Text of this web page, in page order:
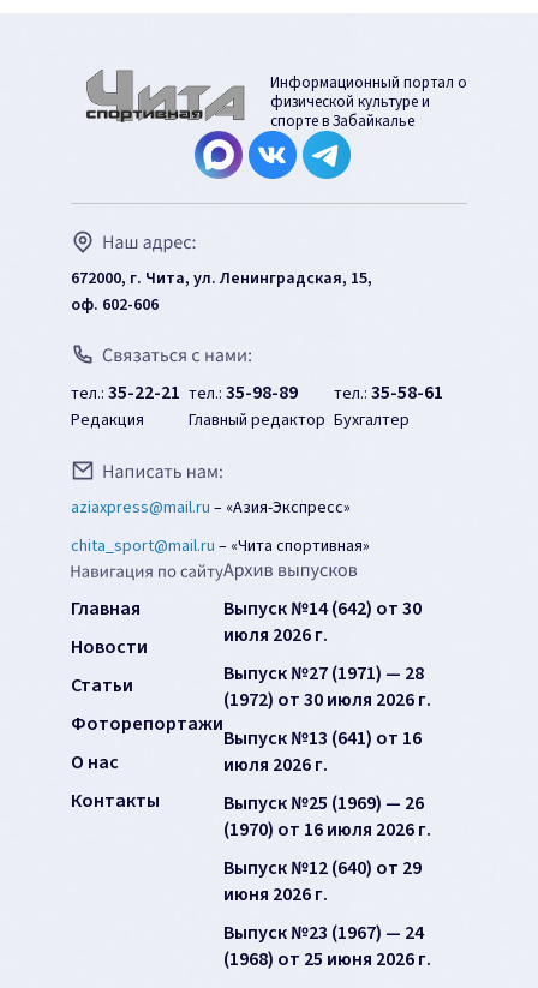
Информационный портал о
физической культуре и
спорте в Забайкалье
672000, г. Чита, ул. Ленинградская, 15,
оф. 602-606
тел.: 35-22-21
Редакция
тел.: 35-98-89
Главный редактор
тел.: 35-58-61
Бухгалтер
aziaxpress@mail.ru – «Азия-Экспресс»
chita_sport@mail.ru – «Чита спортивная»
Главная
Новости
Статьи
Фоторепортажи
О нас
Контакты
Выпуск №14 (642) от 30
июля 2026 г.
Выпуск №27 (1971) — 28
(1972) от 30 июля 2026 г.
Выпуск №13 (641) от 16
июля 2026 г.
Выпуск №25 (1969) — 26
(1970) от 16 июля 2026 г.
Выпуск №12 (640) от 29
июня 2026 г.
Выпуск №23 (1967) — 24
(1968) от 25 июня 2026 г.